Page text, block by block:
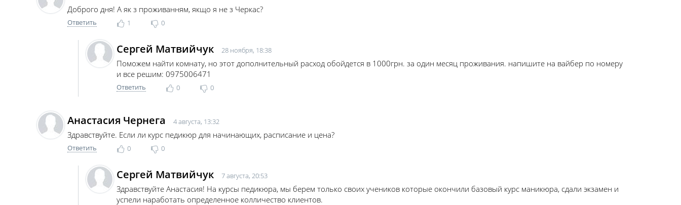
Доброго дня! А як з проживанням, якщо я не з Черкас?
Ответить 1 0
Сергей Матвийчук 28 ноября, 18:38
Поможем найти комнату, но этот дополнительный расход обойдется в 1000грн. за один месяц проживания. напишите на вайбер по номеру
и все решим: 0975006471
Ответить 0 0
Анастасия Чернега 4 августа, 13:32
Здравствуйте. Если ли курс педикюр для начинающих, расписание и цена?
Ответить 0 0
Сергей Матвийчук 7 августа, 20:53
Здравствуйте Анастасия! На курсы педикюра, мы берем только своих учеников которые окончили базовый курс маникюра, сдали экзамен и
успели наработать определенное колличество клиентов.